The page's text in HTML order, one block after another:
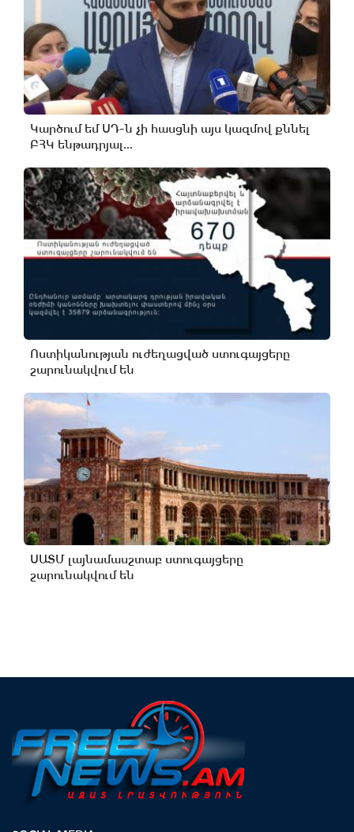
Կարծում եմ ՍԴ-ն չի հասցնի այս կազմով քննել
ԲՀԿ ենթադրյալ...
Ոստիկանության ուժեղացված ստուգայցերը
շարունակվում են
ՍԱՏՄ լայնամասշտաբ ստուգայցերը
շարունակվում են